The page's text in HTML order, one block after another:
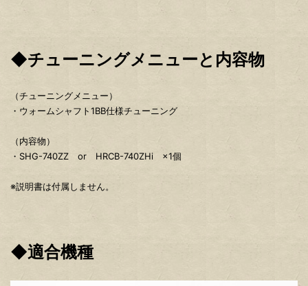
◆チューニングメニューと内容物
（チューニングメニュー）
・ウォームシャフト1BB仕様チューニング
（内容物）
・SHG-740ZZ or HRCB-740ZHi ×1個
※説明書は付属しません。
◆適合機種